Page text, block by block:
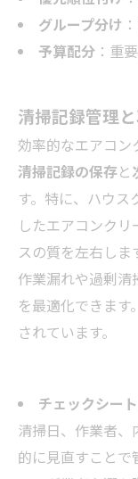
グループ分け
予算配分：重
清掃記録管理
効率的なエアコン
清掃記録の保存と
す。特に、ハウ
したエアコンク
スの質を左右しま
作業漏れや過剰清
を最適化できま
されています。
チェックシー
清掃日、作業者
的に見直すことで